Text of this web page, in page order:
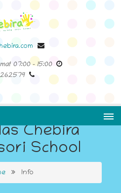
07:00-15:00
Chebira
School
Info